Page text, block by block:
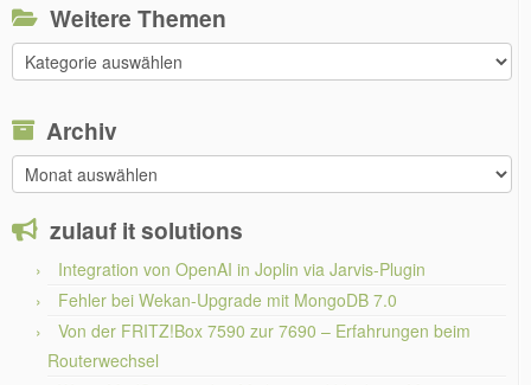
Weitere Themen
Weitere
Themen
Archiv
Archiv
zulauf it solutions
Integration von OpenAI in Joplin via Jarvis-Plugin
Fehler bei Wekan-Upgrade mit MongoDB 7.0
Von der FRITZ!Box 7590 zur 7690 – Erfahrungen beim
Routerwechsel